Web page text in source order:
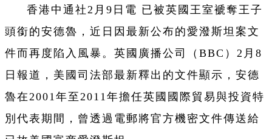
香港中通社2月9日電 已被英國王室褫奪王子
頭銜的安德魯，近日因最新公布的愛潑斯坦案文
件而再度陷入風暴。英國廣播公司（BBC）2月8
日報道，美國司法部最新釋出的文件顯示，安德
魯在2001年至2011年擔任英國國際貿易與投資特
別代表期間，曾透過電郵將官方機密文件傳送給